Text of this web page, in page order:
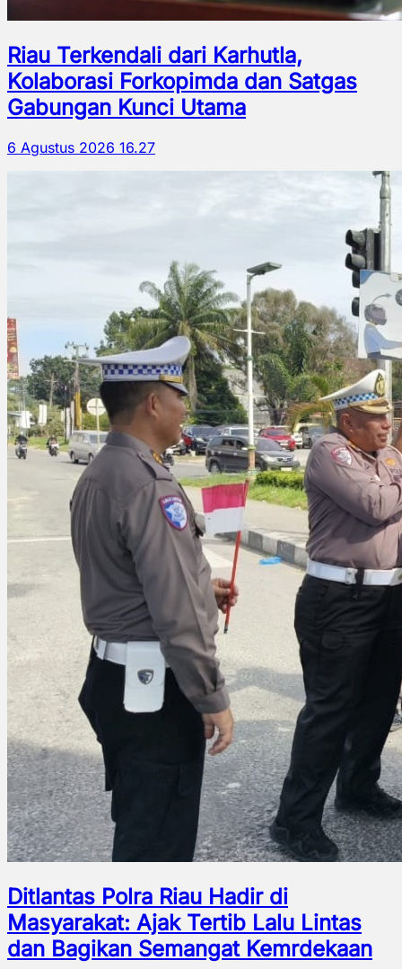
Riau Terkendali dari Karhutla,
Kolaborasi Forkopimda dan Satgas
Gabungan Kunci Utama
6 Agustus 2026 16.27
Ditlantas Polra Riau Hadir di
Masyarakat: Ajak Tertib Lalu Lintas
dan Bagikan Semangat Kemrdekaan